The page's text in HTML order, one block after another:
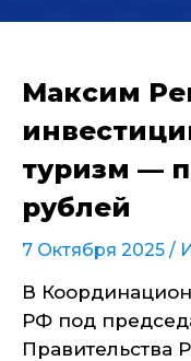
Максим
туризм —
рублей
7 Октября 2025 /
В
РФ под
Правительства